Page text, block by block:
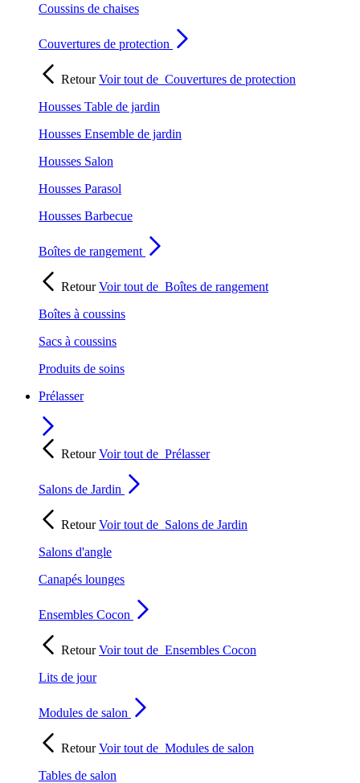
Coussins de chaises
Couvertures de protection
RetourVoir tout de Couvertures de protection
Housses Table de jardin
Housses Ensemble de jardin
Housses Salon
Housses Parasol
Housses Barbecue
Boîtes de rangement
RetourVoir tout de Boîtes de rangement
Boîtes à coussins
Sacs à coussins
Produits de soins
Prélasser
RetourVoir tout de Prélasser
Salons de Jardin
RetourVoir tout de Salons de Jardin
Salons d'angle
Canapés lounges
Ensembles Cocon
RetourVoir tout de Ensembles Cocon
Lits de jour
Modules de salon
RetourVoir tout de Modules de salon
Tables de salon